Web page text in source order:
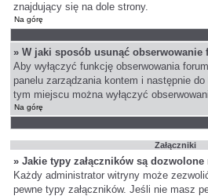
znajdujący się na dole strony.
Na górę
» W jaki sposób usunąć obserwowanie
Aby wyłączyć funkcję obserwowania
panelu zarządzania kontem i następnie do
tym miejscu można wyłączyć
Na górę
Załączniki
» Jakie typy załączników są
Każdy administrator witryny może
pewne typy załączników. Jeśli nie masz